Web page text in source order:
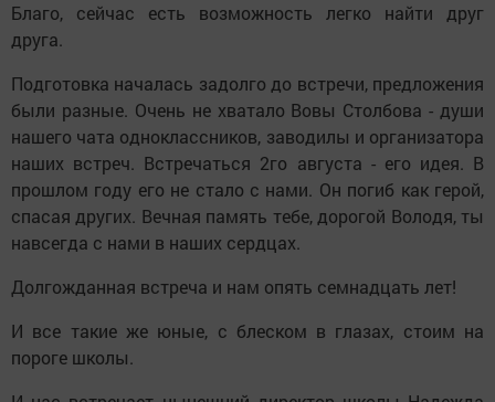
Благо, сейчас есть возможность легко найти друг
друга.
Подготовка началась задолго до встречи, предложения
были разные. Очень не хватало Вовы Столбова - души
нашего чата одноклассников, заводилы и организатора
наших встреч. Встречаться 2го августа - его идея. В
прошлом году его не стало с нами. Он погиб как герой,
спасая других. Вечная память тебе, дорогой Володя, ты
навсегда с нами в наших сердцах.
Долгожданная встреча и нам опять семнадцать лет!
И все такие же юные, с блеском в глазах, стоим на
пороге школы.